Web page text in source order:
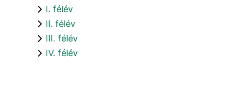
I. félév
II. félév
III. félév
IV. félév